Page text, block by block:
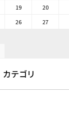
19 20
26 27
カテゴリ